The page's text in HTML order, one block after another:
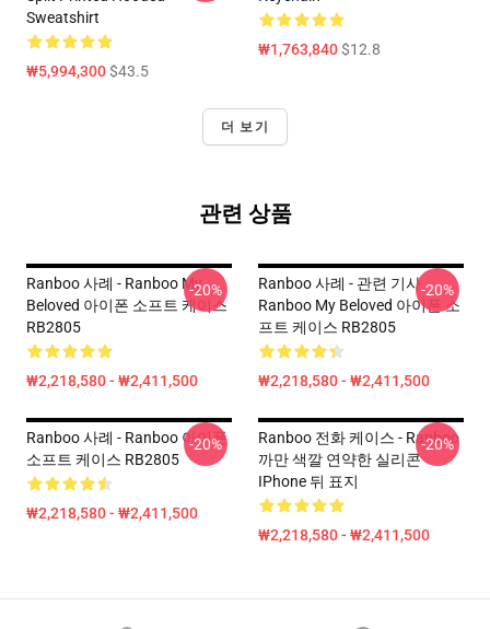
Sweatshirt
₩5,994,300$43.5
₩1,763,840$12.8
더 보기
관련 상품
Ranboo 사례 - Ranboo My
Beloved 아이폰 소프트 케이스
RB2805
₩2,218,580 - ₩2,411,500
-20%
Ranboo 사례 - 관련 기사
Ranboo My Beloved 아이폰 소
프트 케이스 RB2805
₩2,218,580 - ₩2,411,500
-20%
Ranboo 사례 - Ranboo 아이폰
소프트 케이스 RB2805
₩2,218,580 - ₩2,411,500
-20%
Ranboo 전화 케이스 - Ranboo
까만 색깔 연약한 실리콘
IPhone 뒤 표지
₩2,218,580 - ₩2,411,500
-20%